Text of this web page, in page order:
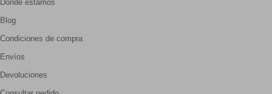
Dónde estamos
Blog
Condiciones de compra
Envíos
Devoluciones